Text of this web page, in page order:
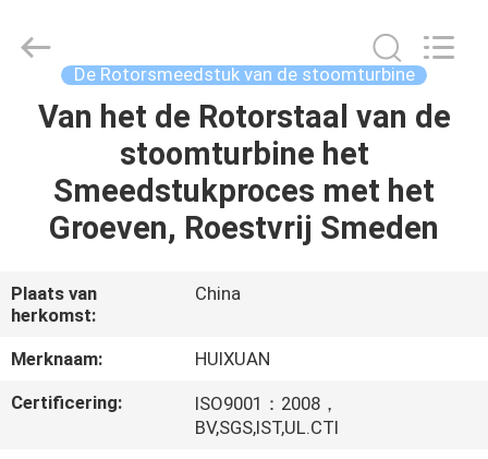
HUIS
PRODUCTEN
ONGEVEER
ONS
FABRIEKSREIS
ENERGY
EQUIPMENT
Reserved.
De Rotorsmeedstuk van de stoomturbine
Van het de Rotorstaal van de
stoomturbine het
Smeedstukproces met het
Groeven, Roestvrij Smeden
Plaats van
herkomst:
China
Merknaam:
HUIXUAN
Certificering:
ISO9001：2008，
BV,SGS,IST,UL.CTI